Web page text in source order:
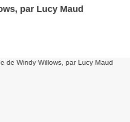
par Lucy Maud